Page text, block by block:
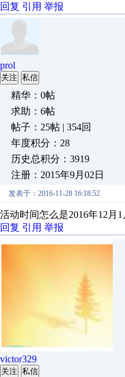
回复 引用 举报
prol
关注 私信
精华：0帖
求助：6帖
帖子：25帖 | 354回
年度积分：28
历史总积分：3919
注册：2015年9月02日
发表于：2016-11-28 16:18:52
活动时间怎么是2016年12月
回复 引用 举报
victor329
关注 私信